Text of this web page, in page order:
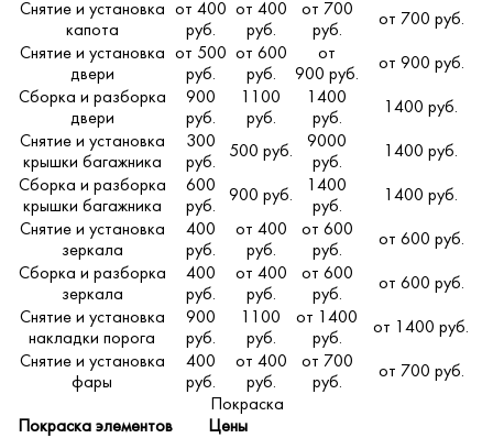
Снятие и установка
капота
от 400
руб.
от 400
руб.
от 700
руб.
от 700 руб.
Снятие и установка
двери
от 500
руб.
от 600
руб.
от
900 руб.
от 900 руб.
Сборка и разборка
двери
900
руб.
1100
руб.
1400
руб.
1400 руб.
Снятие и установка
крышки багажника
300
руб.
500 руб.
9000
руб.
1400 руб.
Сборка и разборка
крышки багажника
600
руб.
900 руб.
1400
руб.
1400 руб.
Снятие и установка
зеркала
400
руб.
от 400
руб.
от 600
руб.
от 600 руб.
Сборка и разборка
зеркала
400
руб.
от 400
руб.
от 600
руб.
от 600 руб.
Снятие и установка
накладки порога
900
руб.
1100
руб.
от 1400
руб.
от 1400 руб.
Снятие и установка
фары
400
руб.
от 400
руб.
от 700
руб.
от 700 руб.
Покраска
Покраска элементов
Цены